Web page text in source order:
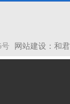
号 网站建设：和